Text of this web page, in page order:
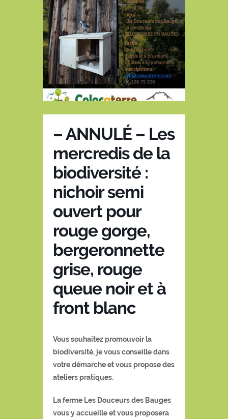
– ANNULÉ – Les
mercredis de la
biodiversité :
nichoir semi
ouvert pour
rouge gorge,
bergeronnette
grise, rouge
queue noir et à
front blanc
Vous souhaitez promouvoir la
biodiversité, je vous conseille dans
votre démarche et vous propose des
ateliers pratiques.
La ferme Les Douceurs des Bauges
vous y accueille et vous proposera